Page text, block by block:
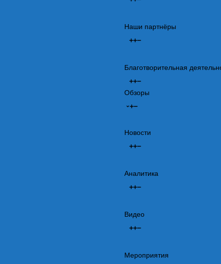
Наши партнёры
Благотворительная
Обзоры
Новости
Аналитика
Видео
Мероприятия